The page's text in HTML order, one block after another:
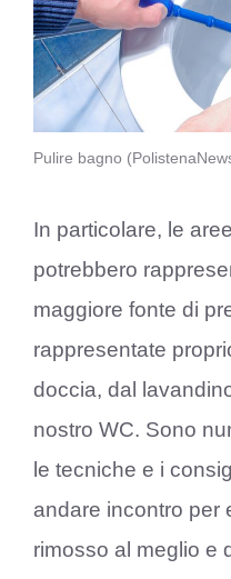
Pulire bagno
In particolare, le
potrebbero
maggiore fonte di
rappresentate
doccia, dal
nostro WC. Sono
le tecniche e i
andare incontro per
rimosso al meglio e